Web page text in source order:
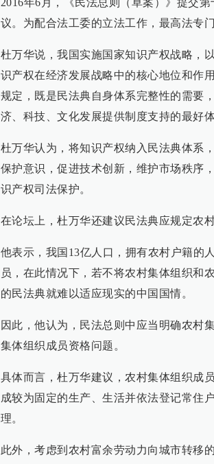
2016年6月，《民法总则（草案）》提交
议。为配合法工委的立法工作，最高法专
杜万华说，我国实施国家知识产权战略，
识产权在经济发展战略中的核心地位和作
规定，既是民法典自身体系完整性的需要
济、科技、文化发展提供制度支持的最好体
杜万华认为，将知识产权纳入民法典体系
保护意识，促进技术创新，维护市场秩序
识产权司法保护。
在论坛上，杜万华还建议民法典应规定农
他表示，我国13亿人口，拥有农村户籍的
员，在此情况下，若不将农村集体组织和
的民法典就难以适应现实的中国国情。
因此，他认为，民法总则中应当明确农村
集体组织成员资格问题。
具体而言，杜万华建议，农村集体组织成
成较为固定的生产、生活并依法登记常住
理。
此外，考虑到农村富余劳动力向城市转移